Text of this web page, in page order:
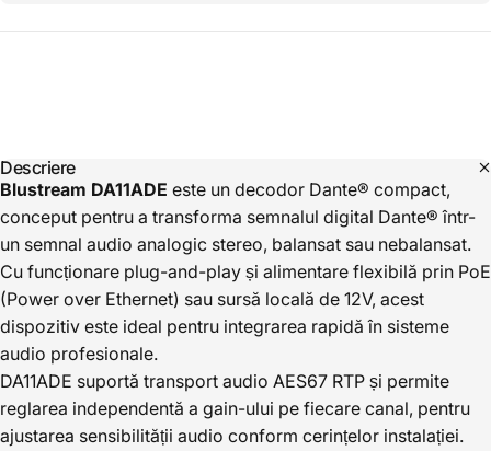
Descriere
Blustream DA11ADE este un decodor Dante® compact,
conceput pentru a transforma semnalul digital Dante® într-
un semnal audio analogic stereo, balansat sau nebalansat.
Cu funcționare plug-and-play și alimentare flexibilă prin PoE
(Power over Ethernet) sau sursă locală de 12V, acest
dispozitiv este ideal pentru integrarea rapidă în sisteme
audio profesionale.
DA11ADE suportă transport audio AES67 RTP și permite
reglarea independentă a gain-ului pe fiecare canal, pentru
ajustarea sensibilității audio conform cerințelor instalației.